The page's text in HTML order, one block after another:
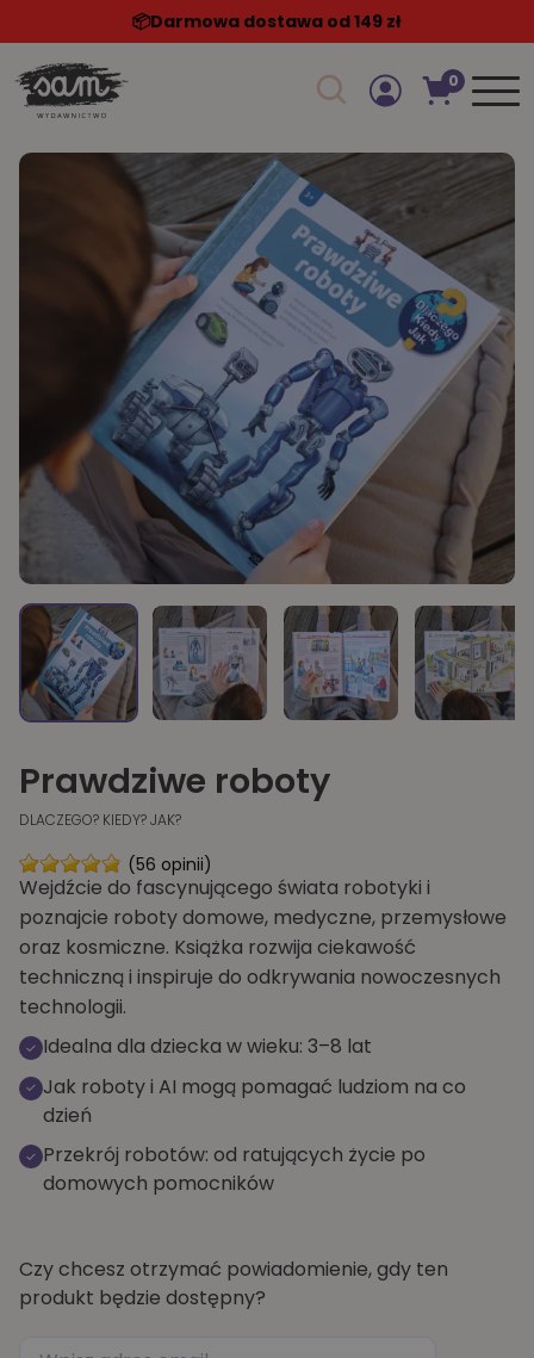
📦️Darmowa dostawa od 149 zł
0
Prawdziwe roboty
DLACZEGO? KIEDY? JAK?
(56 opinii)
Wejdźcie do fascynującego świata robotyki i
poznajcie roboty domowe, medyczne, przemysłowe
oraz kosmiczne. Książka rozwija ciekawość
techniczną i inspiruje do odkrywania nowoczesnych
technologii.
Idealna dla dziecka w wieku: 3–8 lat
Jak roboty i AI mogą pomagać ludziom na co
dzień
Przekrój robotów: od ratujących życie po
domowych pomocników
Czy chcesz otrzymać powiadomienie, gdy ten
produkt będzie dostępny?